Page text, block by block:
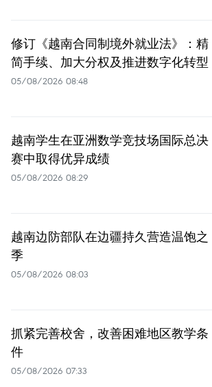
修订《越南合同制境外就业法》：精
简手续、加大分权及推进数字化转型
05/08/2026 08:48
越南学生在亚洲数学竞技场国际总决
赛中取得优异成绩
05/08/2026 08:29
越南边防部队在边疆持久营造温饱之
季
05/08/2026 08:03
抓紧完善校舍，改善困难地区教学条
件
05/08/2026 07:33